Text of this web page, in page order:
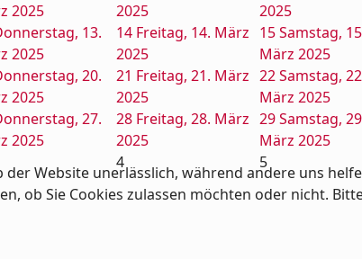
2025
2025
2025
13.
2025
14 Freitag, 14. März
2025
15Samstag,
März 2025
20.
2025
21 Freitag, 21. März
2025
22Samstag,
März 2025
27.
2025
28 Freitag, 28. März
2025
29Samstag,
März 2025
4 5
Website unerlässlich, während andere uns
ob Sie Cookies zulassen möchten oder nicht.